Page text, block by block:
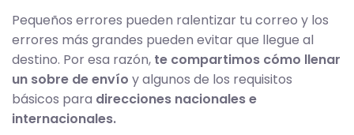
Pequeños errores pueden ralentizar tu correo y los
errores más grandes pueden evitar que llegue al
destino. Por esa razón, te compartimos cómo llenar
un sobre de envío y algunos de los requisitos
básicos para direcciones nacionales e
internacionales.